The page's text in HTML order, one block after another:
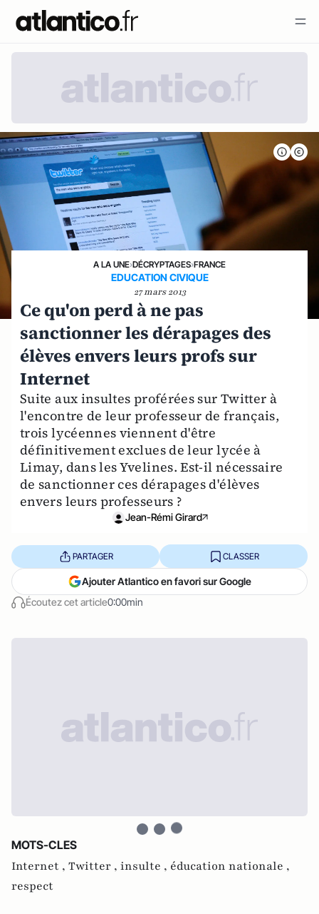
A LA UNE›DÉCRYPTAGES›FRANCE
EDUCATION CIVIQUE
27 mars 2013
Ce qu'on perd à ne pas
sanctionner les dérapages des
élèves envers leurs profs sur
Internet
Suite aux insultes proférées sur Twitter à
l'encontre de leur professeur de français,
trois lycéennes viennent d'être
définitivement exclues de leur lycée à
Limay, dans les Yvelines. Est-il nécessaire
de sanctionner ces dérapages d'élèves
envers leurs professeurs ?
Jean-Rémi Girard
Écoutez cet article0:00min
PARTAGER CLASSER
Ajouter Atlantico en favori sur Google
MOTS-CLES
Internet , Twitter , insulte , éducation nationale ,
respect